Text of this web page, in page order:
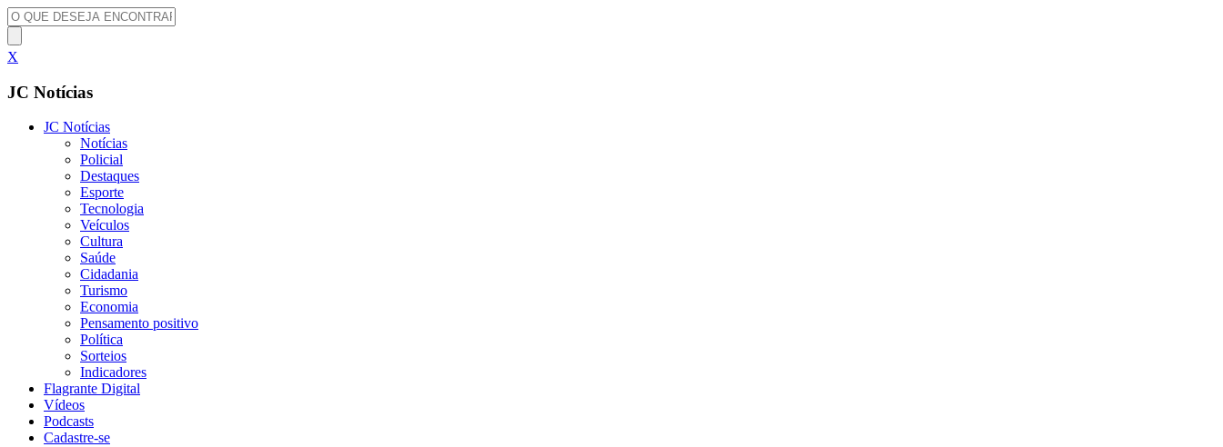
X
JC Notícias
JC Notícias
Notícias
Policial
Destaques
Esporte
Tecnologia
Veículos
Cultura
Saúde
Cidadania
Turismo
Economia
Pensamento positivo
Política
Sorteios
Indicadores
Flagrante Digital
Vídeos
Podcasts
Cadastre-se